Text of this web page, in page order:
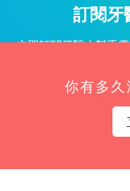
訂閱牙
立即訂閱牙醫小幫手
你有多久